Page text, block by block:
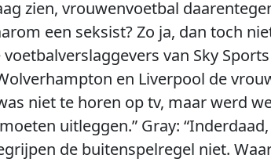
zien, vrouwenvoetbal
een seksist? Zo ja, dan toch
van Sky
en Liverpool de
niet te horen op tv, maar werd
uitleggen.” Gray:
de buitenspelregel niet.